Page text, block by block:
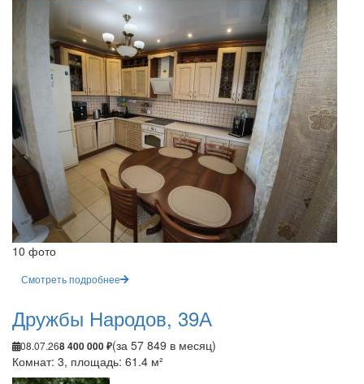
10 фото
Смотреть подробнее
Дружбы Народов, 39А
08.07.268 400 000 ₽(за 57 849 в месяц)
Комнат: 3, площадь: 61.4 м²